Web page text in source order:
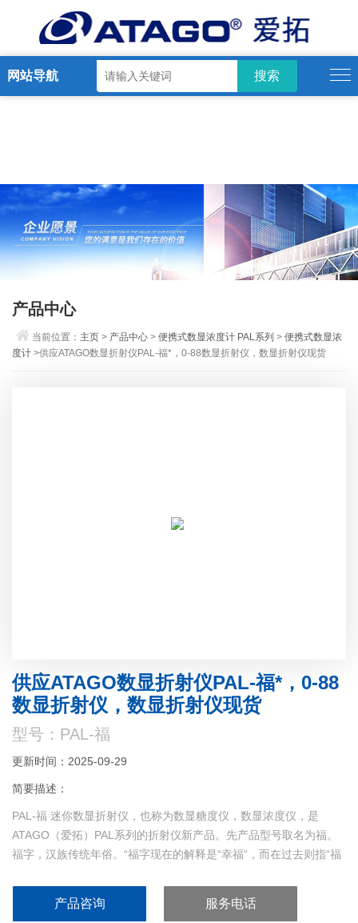
网站导航
产品中心
当前位置： 主页 > 产品中心 >便携式数显浓度计 PAL系列 >便携式数显浓
度计 >供应ATAGO数显折射仪PAL-福*，0-88数显折射仪，数显折射仪现货
供应ATAGO数显折射仪PAL-福*，0-88
数显折射仪，数显折射仪现货
型号：PAL-福
更新时间：2025-09-29
简要描述：
PAL-福 迷你数显折射仪，也称为数显糖度仪，数显浓度仪，是
ATAGO（爱拓）PAL系列的折射仪新产品。先产品型号取名为福。
福字，汉族传统年俗。“福字现在的解释是“幸福“，而在过去则指“福
产品咨询 服务电话